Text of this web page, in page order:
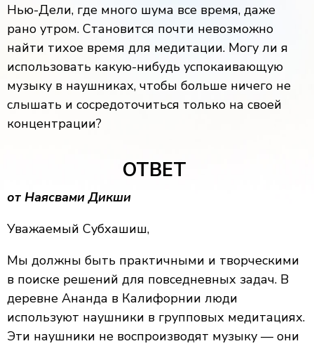
Нью-Дели, где много шума все время, даже
рано утром. Становится почти невозможно
найти тихое время для медитации. Могу ли я
использовать какую-нибудь успокаивающую
музыку в наушниках, чтобы больше ничего не
слышать и сосредоточиться только на своей
концентрации?
ОТВЕТ
от Наясвами Дикши
Уважаемый Субхашиш,
Мы должны быть практичными и творческими
в поиске решений для повседневных задач. В
деревне Ананда в Калифорнии люди
используют наушники в групповых медитациях.
Эти наушники не воспроизводят музыку — они